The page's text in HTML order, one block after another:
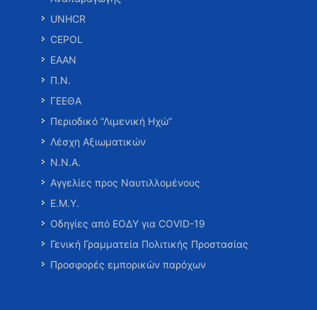
UNHCR
CEPOL
ΕΑΑΝ
Π.Ν.
ΓΕΕΘΑ
Περιοδικό “Λιμενική Ηχώ”
Λέσχη Αξιωματικών
Ν.Ν.Α.
Αγγελίες προς Ναυτιλλομένους
Ε.Μ.Υ.
Οδηγίες από ΕΟΔΥ για COVID-19
Γενική Γραμματεία Πολιτικής Προστασίας
Προσφορές εμπορικών παρόχων